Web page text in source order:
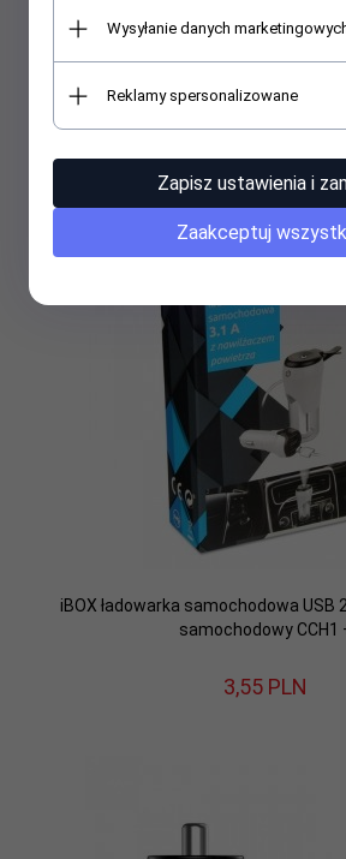
Sencor Przenośny odtwarzacz DVD
iBOX ładowarka samochodowa USB
samochodowy CCH1
3,55 PLN
Wysyłanie danych
Reklamy spersonalizowane
Zapisz ustawienia i
Zaakceptuj